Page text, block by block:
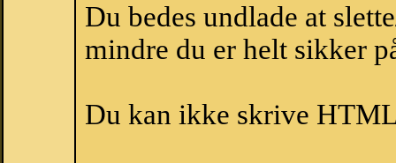
Du bedes undlade at
mindre du er helt sikker
Du kan ikke skrive